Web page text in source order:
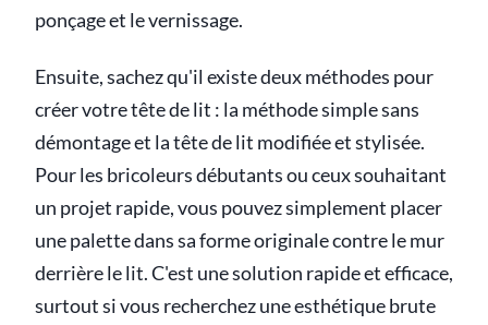
ponçage et le vernissage.
Ensuite, sachez qu'il existe deux méthodes pour
créer votre tête de lit : la méthode simple sans
démontage et la tête de lit modifiée et stylisée.
Pour les bricoleurs débutants ou ceux souhaitant
un projet rapide, vous pouvez simplement placer
une palette dans sa forme originale contre le mur
derrière le lit. C'est une solution rapide et efficace,
surtout si vous recherchez une esthétique brute